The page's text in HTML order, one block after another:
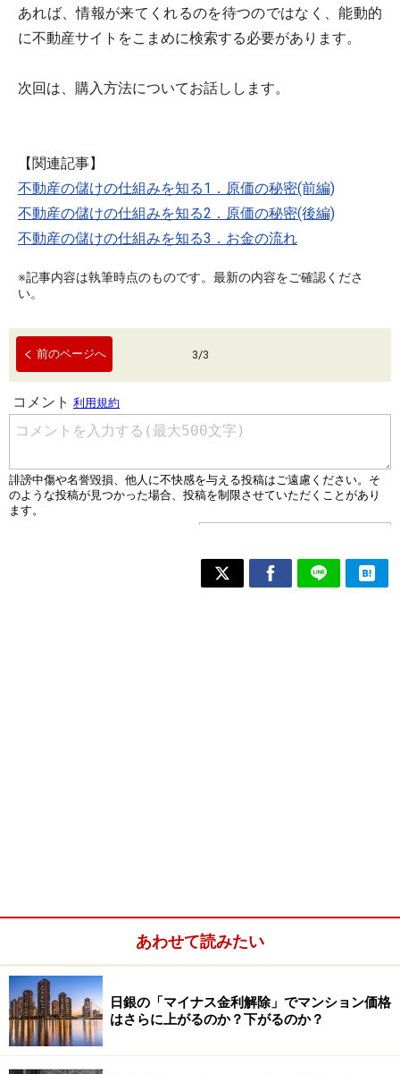
あれば、情報が来てくれるのを待つのではなく、能動的
に不動産サイトをこまめに検索する必要があります。
次回は、購入方法についてお話しします。
【関連記事】
不動産の儲けの仕組みを知る1．原価の秘密(前編)
不動産の儲けの仕組みを知る2．原価の秘密(後編)
不動産の儲けの仕組みを知る3．お金の流れ
※記事内容は執筆時点のものです。最新の内容をご確認くださ
い。
前のページへ 3/3
あわせて読みたい
日銀の「マイナス金利解除」でマンション価格
はさらに上がるのか？下がるのか？